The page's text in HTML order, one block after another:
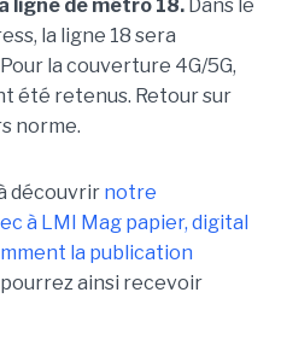
ligne de métro 18.Dans le
la ligne 18 sera
la couverture 4G/5G,
été retenus. Retour sur
norme.
découvrir notre
à LMI Mag papier, digital
la publication
ainsi recevoir